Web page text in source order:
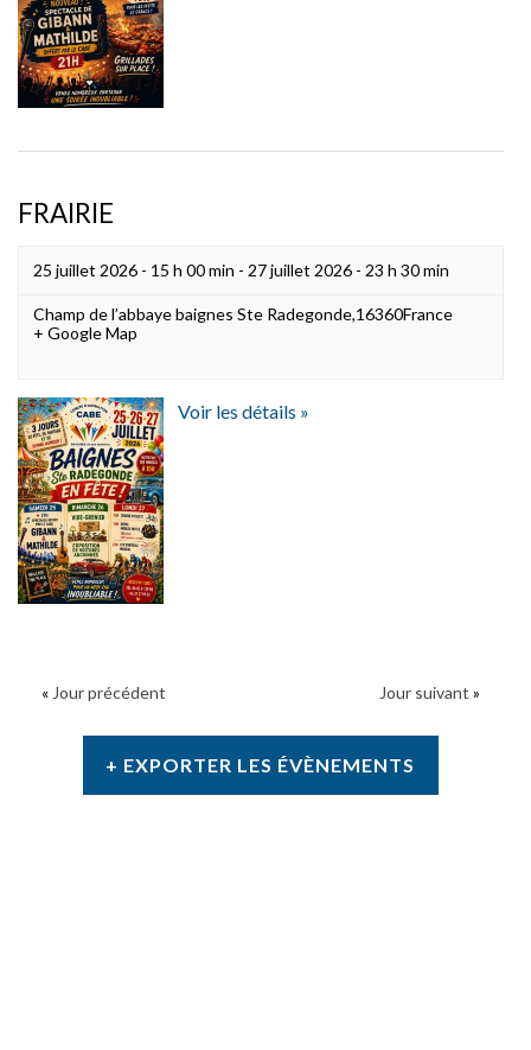
FRAIRIE
25 juillet 2026 - 15 h 00 min - 27 juillet 2026 - 23 h 30 min
Champ de l’abbayebaignes Ste Radegonde,16360France
+ Google Map
Voir les détails »
«Jour précédent Jour suivant »
+ EXPORTER LES ÉVÈNEMENTS